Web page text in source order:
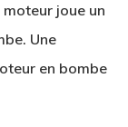
joue un
Une
en bombe